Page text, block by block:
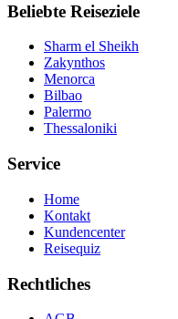
Beliebte Reiseziele
Sharm el Sheikh
Zakynthos
Menorca
Bilbao
Palermo
Thessaloniki
Service
Home
Kontakt
Kundencenter
Reisequiz
Rechtliches